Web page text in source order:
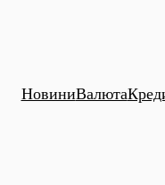
НовиниВалюта